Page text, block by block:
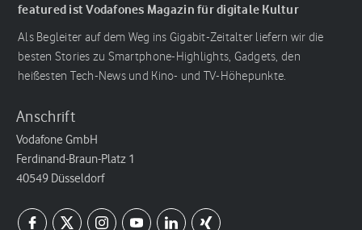
featured ist Vodafones Magazin für digitale Kultur
Als Begleiter auf dem Weg ins Gigabit-Zeitalter liefern wir die
besten Stories zu Smartphone-Highlights, Gadgets, den
heißesten Tech-News und Kino- und TV-Höhepunkte.
Anschrift
Vodafone GmbH
Ferdinand-Braun-Platz 1
40549 Düsseldorf